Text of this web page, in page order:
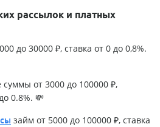
рассылок и платных
до 30000 ₽, ставка от 0 до 0,8%.
суммы от 3000 до 100000 ₽,
0.8%. 💸
займ от 5000 до 100000 ₽, ставка